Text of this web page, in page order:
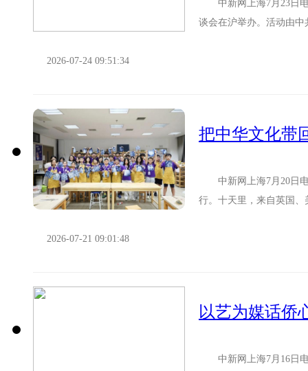
中新网上海7月23日电(
谈会在沪举办。活动由
2026-07-24 09:51:34
中新网上海7月20日电(
行。十天里，来自英国
2026-07-21 09:01:48
以艺为媒话侨
中新网上海7月16日电(